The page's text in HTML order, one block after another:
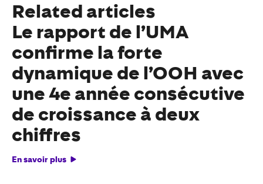
Related articles
Le rapport de l’UMA
confirme la forte
dynamique de l’OOH avec
une 4e année consécutive
de croissance à deux
chiffres
En savoir plus